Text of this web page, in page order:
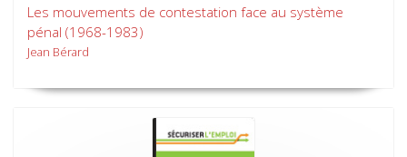
Les mouvements de contestation face au système
pénal (1968-1983)
Jean Bérard